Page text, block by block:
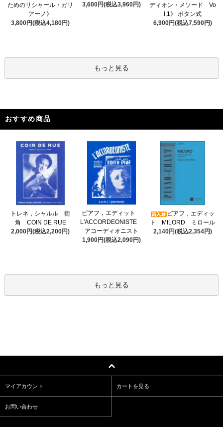
ためのリシャール・ガリ
アーノ》
3,800円(税込4,180円)
3,600円(税込3,960円)
ディオン・メソード Vo
l.1》 ボタン式
6,900円(税込7,590円)
もっと見る
おすすめ商品
トレネ，シャルル 街
角 COIN DE RUE
2,000円(税込2,200円)
ピアフ，エディット
L'ACCORDEONISTE
アコーディオニスト
1,900円(税込2,090円)
ピアフ，エディッ
ト MILORD ミロール
2,140円(税込2,354円)
もっと見る
マイアカウント カートを見る
お問い合わせ